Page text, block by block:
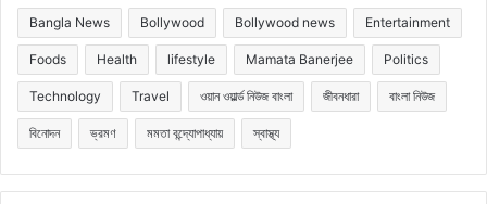
Bangla News Bollywood Bollywood news Entertainment
Foods Health lifestyle Mamata Banerjee Politics
Technology Travel ওয়ান ওয়ার্ল্ড নিউজ বাংলা জীবনধারা বাংলা নিউজ
বিনোদন ভ্রমণ মমতা বন্দ্যোপাধ্যায় স্বাস্থ্য